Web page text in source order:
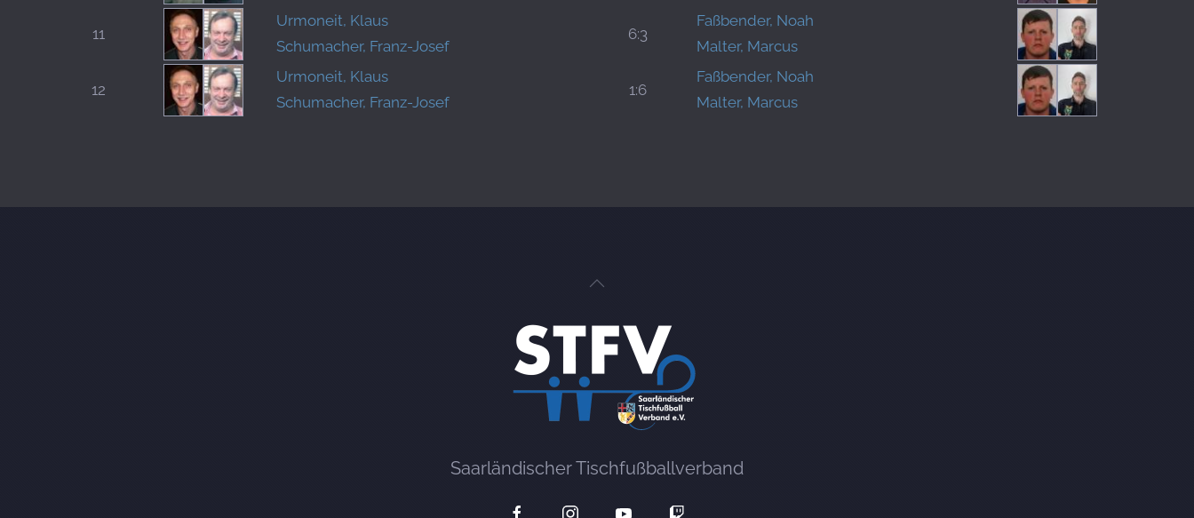
11
Urmoneit, Klaus
Schumacher, Franz-Josef
6:3
Faßbender, Noah
Malter, Marcus
12
Urmoneit, Klaus
Schumacher, Franz-Josef
1:6
Faßbender, Noah
Malter, Marcus
Saarländischer Tischfußballverband